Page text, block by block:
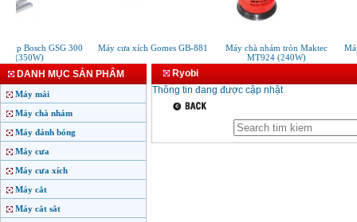
xốp Bosch GSG 300
(350W)
Máy cưa xích Gomes GB-881
Máy chà nhám tròn Maktec
MT924 (240W)
DANH MỤC SẢN PHẨM
Máy mài
Máy chà nhám
Máy đánh bóng
Máy cưa
Máy cưa xích
Máy cắt
Máy cắt sắt
Ryobi
Thông tin đang được cập nhật